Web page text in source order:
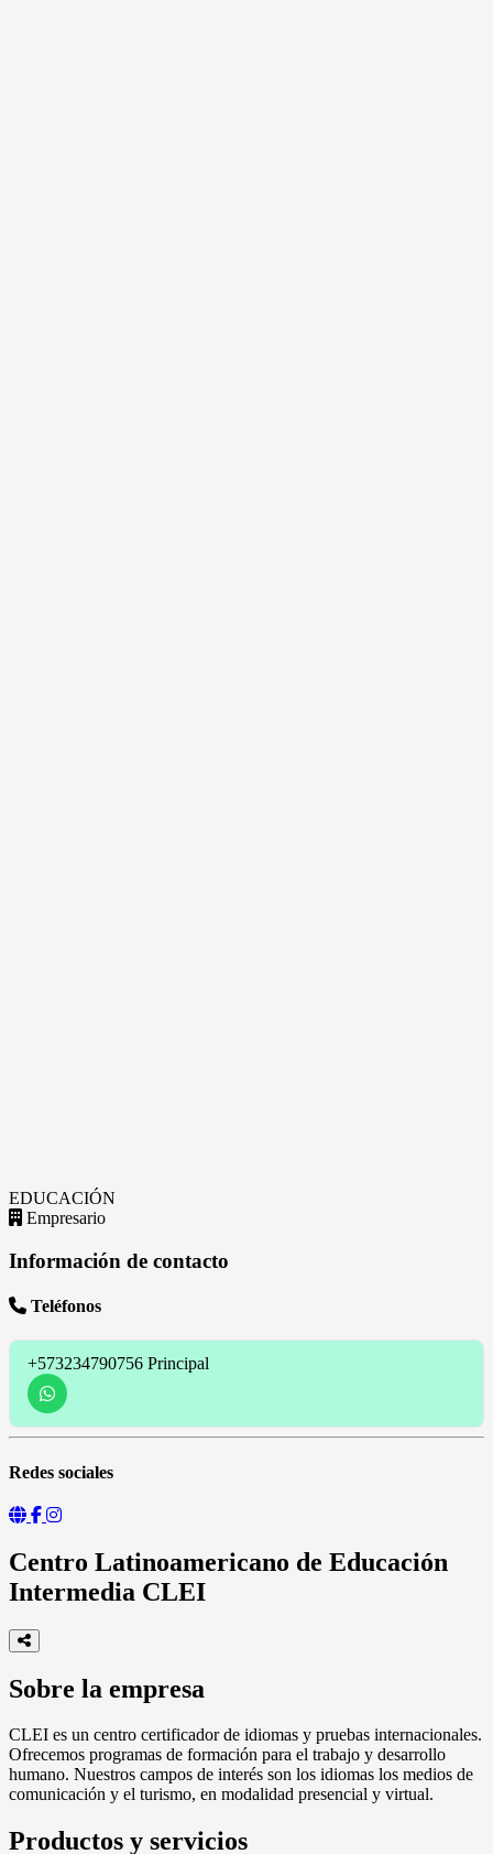
EDUCACIÓN
Empresario
Información de contacto
Teléfonos
+573234790756 Principal
Redes sociales
Centro Latinoamericano de Educación
Intermedia CLEI
Sobre la empresa
CLEI es un centro certificador de idiomas y pruebas internacionales.
Ofrecemos programas de formación para el trabajo y desarrollo
humano. Nuestros campos de interés son los idiomas los medios de
comunicación y el turismo, en modalidad presencial y virtual.
Productos y servicios